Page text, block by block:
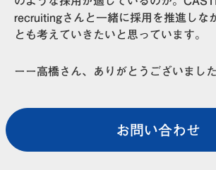
recruitingさんと一緒に採用を推進しな
とも考えていきたいと思っています。
ーー高橋さん、ありがとうございました
お問い合わせ